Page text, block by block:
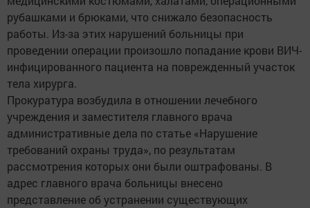
рубашками и брюками, что снижало безопасность
работы. Из-за этих нарушений больницы при
проведении операции произошло попадание крови ВИЧ-
инфицированного пациента на поврежденный участок
тела хирурга.
Прокуратура возбудила в отношении лечебного
учреждения и заместителя главного врача
административные дела по статье «Нарушение
требований охраны труда», по результатам
рассмотрения которых они были оштрафованы. В
адрес главного врача больницы внесено
представление об устранении существующих